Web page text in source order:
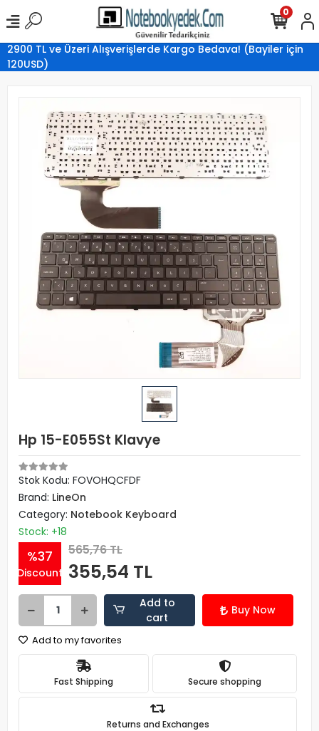
2900 TL ve Üzeri Alışverişlerde Kargo Bedava! (Bayiler için
120USD)
0
Hp 15-E055St Klavye
Stok Kodu: FOVOHQCFDF
Brand: LineOn
Category: Notebook Keyboard
Stock: +18
%37
Discount
565,76 TL
355,54 TL
Add to
cart
Buy Now
Add to my favorites
Fast Shipping Secure shopping
Returns and Exchanges